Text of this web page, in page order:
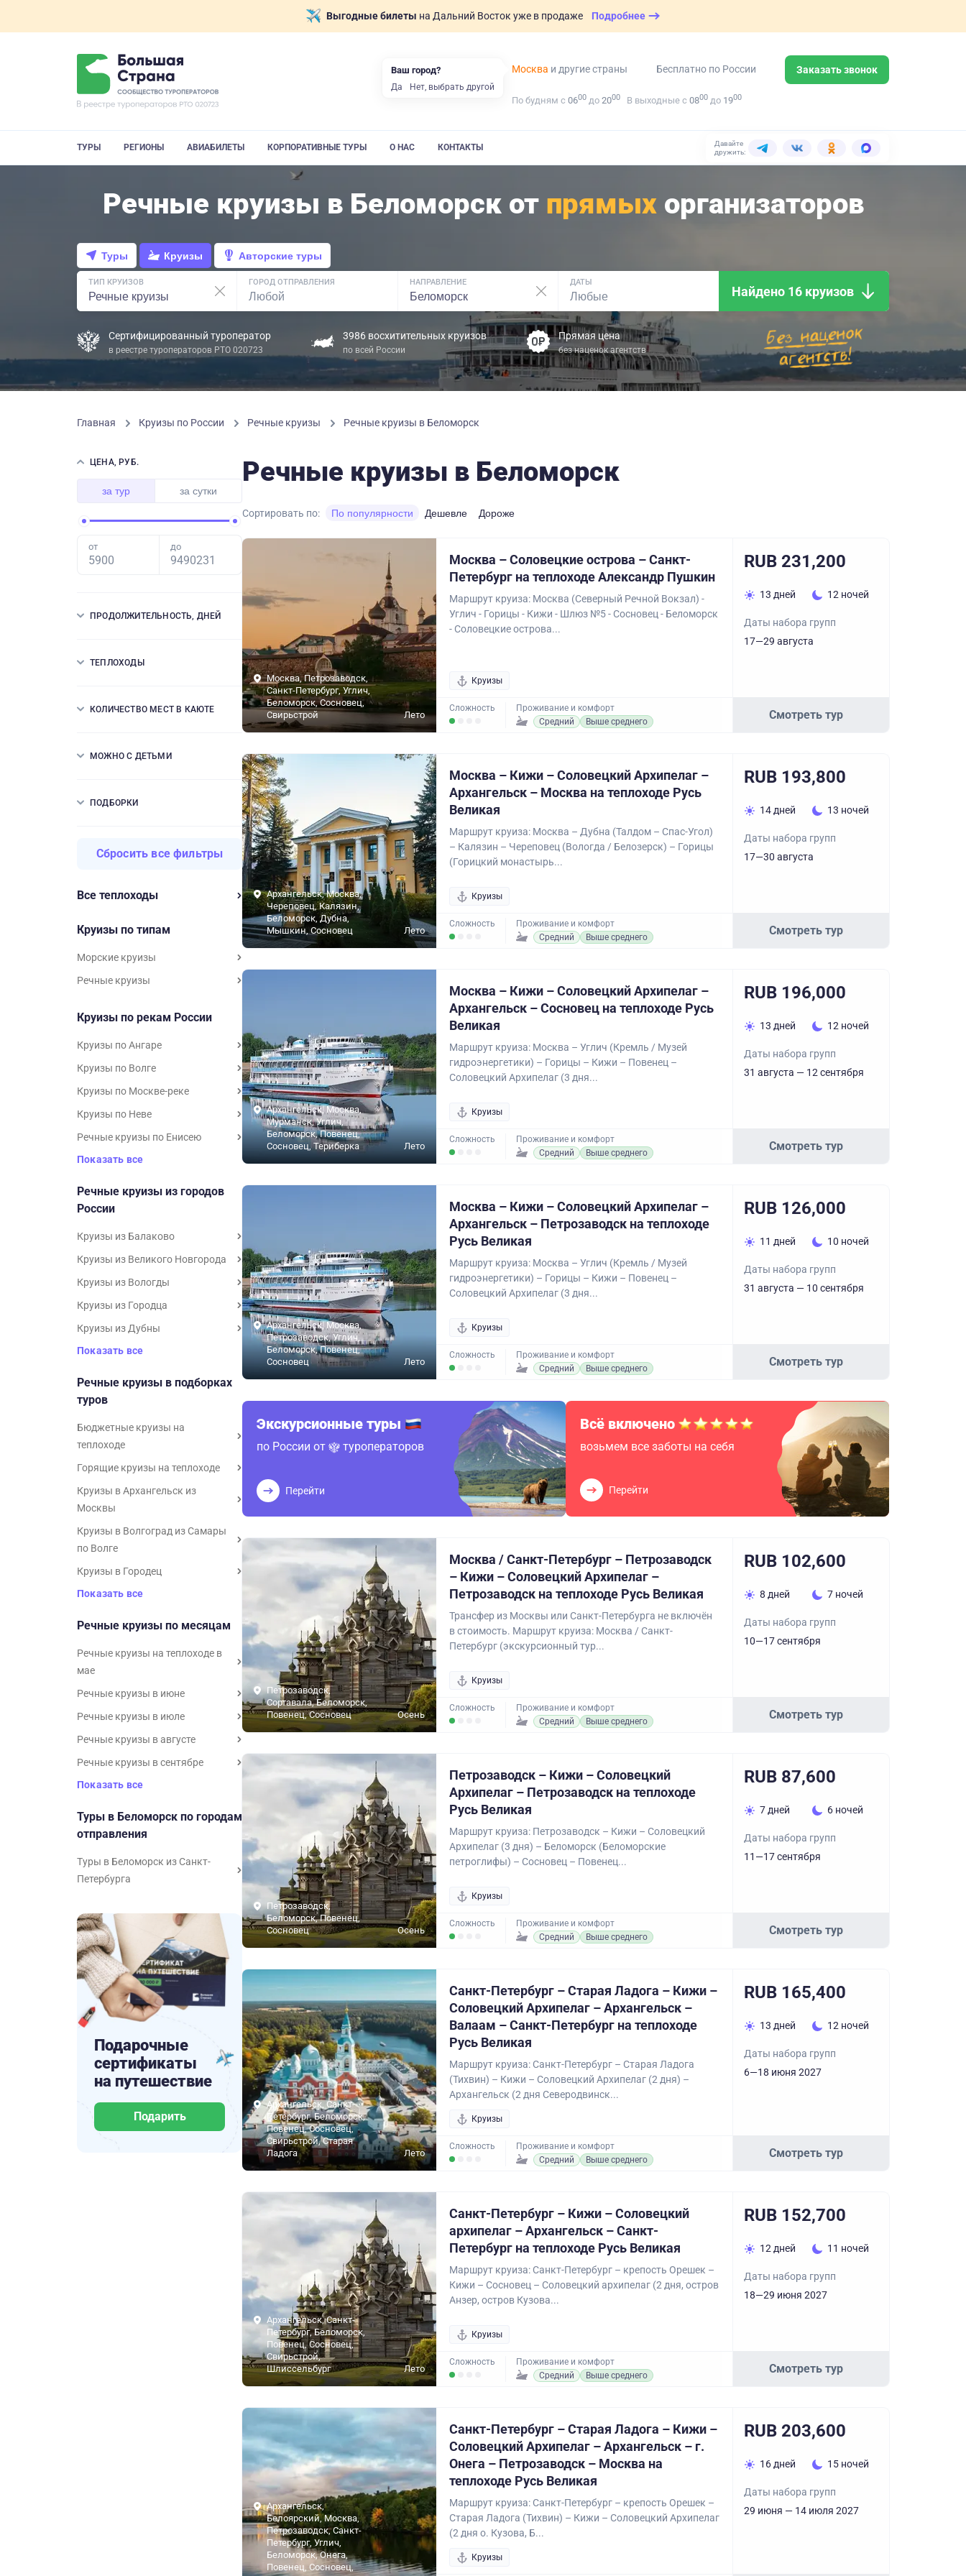
Выгодные билеты на Дальний Восток уже в продаже Подробнее
Москва и другие страны Бесплатно по России Заказать звонок
По будням с 0600 до 2000 В выходные с 0800 до 1900
ТУРЫ РЕГИОНЫ АВИАБИЛЕТЫ КОРПОРАТИВНЫЕ ТУРЫ О НАС КОНТАКТЫ
Давайте
дружить:
Речные круизы в Беломорск от прямыхорганизаторов
Туры Круизы Авторские туры
ТИП КРУИЗОВ ГОРОД ОТПРАВЛЕНИЯ НАПРАВЛЕНИЕ ДАТЫ
Найдено 16 круизов
Сертифицированный туроператор
в реестре туроператоров РТО 020723
3986 восхитительных круизов
по всей России
Прямая цена
без наценок агентств
Главная Круизы по России Речные круизы Речные круизы в Беломорск
ЦЕНА, РУБ.
за тур за сутки
от до
ПРОДОЛЖИТЕЛЬНОСТЬ, ДНЕЙ
ТЕПЛОХОДЫ
КОЛИЧЕСТВО МЕСТ В КАЮТЕ
МОЖНО С ДЕТЬМИ
ПОДБОРКИ
Сбросить все фильтры
Все теплоходы
Круизы по типам
Морские круизы
Речные круизы
Круизы по рекам России
Круизы по Ангаре
Круизы по Волге
Круизы по Москве-реке
Круизы по Неве
Речные круизы по Енисею
Показать все
Речные круизы из городов
России
Круизы из Балаково
Круизы из Великого Новгорода
Круизы из Вологды
Круизы из Городца
Круизы из Дубны
Показать все
Речные круизы в подборках
туров
Бюджетные круизы на
теплоходе
Горящие круизы на теплоходе
Круизы в Архангельск из
Москвы
Круизы в Волгоград из Самары
по Волге
Круизы в Городец
Показать все
Речные круизы по месяцам
Речные круизы на теплоходе в
мае
Речные круизы в июне
Речные круизы в июле
Речные круизы в августе
Речные круизы в сентябре
Показать все
Туры в Беломорск по городам
отправления
Туры в Беломорск из Санкт-
Петербурга
Подарочные
сертификаты
на путешествие
Подарить
Речные круизы в Беломорск
Сортировать по: По популярности Дешевле Дороже
Москва, Петрозаводск,
Санкт-Петербург, Углич,
Беломорск, Сосновец,
Свирьстрой
Лето
Москва – Соловецкие острова – Санкт-
Петербург на теплоходе Александр Пушкин
Маршрут круиза: Москва (Северный Речной Вокзал) -
Углич - Горицы - Кижи - Шлюз №5 - Сосновец - Беломорск
- Соловецкие острова...
Круизы
Сложность
Проживание и комфорт
Средний
Выше среднего
RUB 231,200
13 дней 12 ночей
Даты набора групп
17—29 августа
Смотреть тур
Архангельск, Москва,
Череповец, Калязин,
Беломорск, Дубна,
Мышкин, Сосновец
Лето
Москва – Кижи – Соловецкий Архипелаг –
Архангельск – Москва на теплоходе Русь
Великая
Маршрут круиза: Москва – Дубна (Талдом – Спас-Угол)
– Калязин – Череповец (Вологда / Белозерск) – Горицы
(Горицкий монастырь...
Круизы
Сложность
Проживание и комфорт
Средний
Выше среднего
RUB 193,800
14 дней 13 ночей
Даты набора групп
17—30 августа
Смотреть тур
Архангельск, Москва,
Мурманск, Углич,
Беломорск, Повенец,
Сосновец, Териберка
Лето
Москва – Кижи – Соловецкий Архипелаг –
Архангельск – Сосновец на теплоходе Русь
Великая
Маршрут круиза: Москва – Углич (Кремль / Музей
гидроэнергетики) – Горицы – Кижи – Повенец –
Соловецкий Архипелаг (3 дня...
Круизы
Сложность
Проживание и комфорт
Средний
Выше среднего
RUB 196,000
13 дней 12 ночей
Даты набора групп
31 августа — 12 сентября
Смотреть тур
Архангельск, Москва,
Петрозаводск, Углич,
Беломорск, Повенец,
Сосновец
Лето
Москва – Кижи – Соловецкий Архипелаг –
Архангельск – Петрозаводск на теплоходе
Русь Великая
Маршрут круиза: Москва – Углич (Кремль / Музей
гидроэнергетики) – Горицы – Кижи – Повенец –
Соловецкий Архипелаг (3 дня...
Круизы
Сложность
Проживание и комфорт
Средний
Выше среднего
RUB 126,000
11 дней 10 ночей
Даты набора групп
31 августа — 10 сентября
Смотреть тур
Экскурсионные туры
по России от туроператоров
Перейти
Всё включено
возьмем все заботы на себя
Перейти
Петрозаводск,
Сортавала, Беломорск,
Повенец, Сосновец
Осень
Москва / Санкт-Петербург – Петрозаводск
– Кижи – Соловецкий Архипелаг –
Петрозаводск на теплоходе Русь Великая
Трансфер из Москвы или Санкт-Петербурга не включён
в стоимость. Маршрут круиза: Москва / Санкт-
Петербург (экскурсионный тур...
Круизы
Сложность
Проживание и комфорт
Средний
Выше среднего
RUB 102,600
8 дней 7 ночей
Даты набора групп
10—17 сентября
Смотреть тур
Петрозаводск,
Беломорск, Повенец,
Сосновец
Осень
Петрозаводск – Кижи – Соловецкий
Архипелаг – Петрозаводск на теплоходе
Русь Великая
Маршрут круиза: Петрозаводск – Кижи – Соловецкий
Архипелаг (3 дня) – Беломорск (Беломорские
петроглифы) – Сосновец – Повенец...
Круизы
Сложность
Проживание и комфорт
Средний
Выше среднего
RUB 87,600
7 дней 6 ночей
Даты набора групп
11—17 сентября
Смотреть тур
Архангельск, Санкт-
Петербург, Беломорск,
Повенец, Сосновец,
Свирьстрой, Старая
Ладога
Лето
Санкт-Петербург – Старая Ладога – Кижи –
Соловецкий Архипелаг – Архангельск –
Валаам – Санкт-Петербург на теплоходе
Русь Великая
Маршрут круиза: Санкт-Петербург – Старая Ладога
(Тихвин) – Кижи – Соловецкий Архипелаг (2 дня) –
Архангельск (2 дня Северодвинск...
Круизы
Сложность
Проживание и комфорт
Средний
Выше среднего
RUB 165,400
13 дней 12 ночей
Даты набора групп
6—18 июня 2027
Смотреть тур
Архангельск, Санкт-
Петербург, Беломорск,
Повенец, Сосновец,
Свирьстрой,
Шлиссельбург
Лето
Санкт-Петербург – Кижи – Соловецкий
архипелаг – Архангельск – Санкт-
Петербург на теплоходе Русь Великая
Маршрут круиза: Санкт-Петербург – крепость Орешек –
Кижи – Сосновец – Соловецкий архипелаг (2 дня, остров
Анзер, остров Кузова...
Круизы
Сложность
Проживание и комфорт
Средний
Выше среднего
RUB 152,700
12 дней 11 ночей
Даты набора групп
18—29 июня 2027
Смотреть тур
Архангельск,
Белоярский, Москва,
Петрозаводск, Санкт-
Петербург, Углич,
Беломорск, Онега,
Повенец, Сосновец,
Санкт-Петербург – Старая Ладога – Кижи –
Соловецкий Архипелаг – Архангельск – г.
Онега – Петрозаводск – Москва на
теплоходе Русь Великая
Маршрут круиза: Санкт-Петербург – крепость Орешек –
Старая Ладога (Тихвин) – Кижи – Соловецкий Архипелаг
(2 дня о. Кузова, Б...
Круизы
RUB 203,600
16 дней 15 ночей
Даты набора групп
29 июня — 14 июля 2027
Ваш город?
Да Нет, выбрать другой